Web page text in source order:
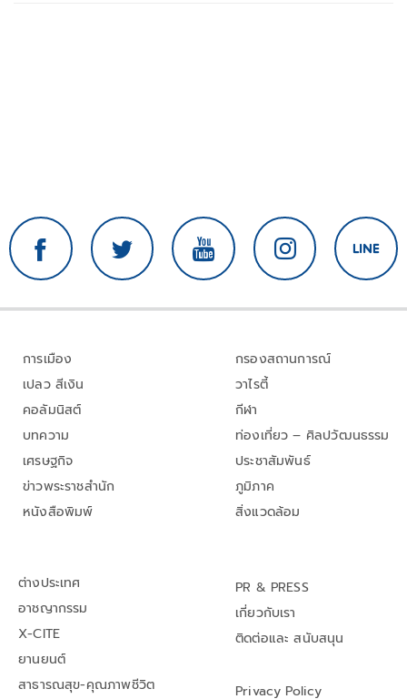
การเมือง
เปลว สีเงิน
คอลัมนิสต์
บทความ
เศรษฐกิจ
ข่าวพระราชสำนัก
หนังสือพิมพ์
กรองสถานการณ์
วาไรตี้
กีฬา
ท่องเที่ยว – ศิลปวัฒนธรรม
ประชาสัมพันธ์
ภูมิภาค
สิ่งแวดล้อม
ต่างประเทศ
อาชญากรรม
X-CITE
ยานยนต์
สาธารณสุข-คุณภาพชีวิต
PR & PRESS
เกี่ยวกับเรา
ติดต่อและ สนับสนุน
Privacy Policy